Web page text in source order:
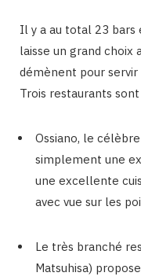
Il y a au total 23 bars
laisse un grand choix
démènent pour servir
Trois restaurants
Ossiano, le
simplement une
une excellente
avec vue sur les
Le très branché
Matsuhisa)